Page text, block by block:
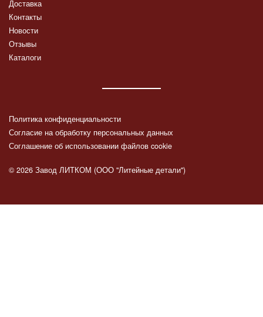
Доставка
Контакты
Новости
Отзывы
Каталоги
Политика конфиденциальности
Согласие на обработку персональных данных
Соглашение об использовании файлов cookie
© 2026 Завод ЛИТКОМ (ООО "Литейные детали")